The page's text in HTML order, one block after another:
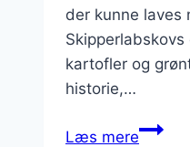
der kunne laves
kartofler og
historie,…
Læs mere